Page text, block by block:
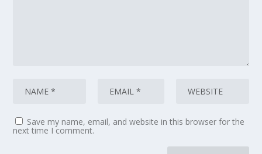
Save my name, email, and website in this browser for the
next time I comment.